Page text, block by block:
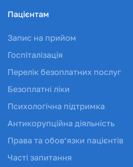
Пацієнтам
Запис на прийом
Госпіталізація
Перелік безоплатних послуг
Безоплатні ліки
Психологічна підтримка
Антикорупційна діяльність
Права та обов’язки пацієнтів
Часті запитання